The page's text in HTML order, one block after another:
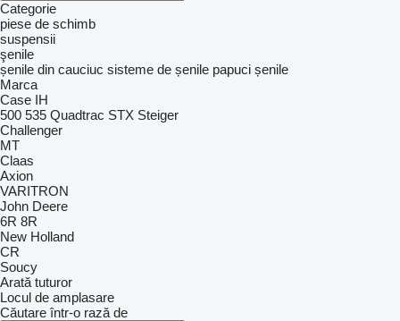
Categorie
piese de schimb
suspensii
şenile
șenile din cauciuc sisteme de șenile papuci șenile
Marca
Case IH
500 535 Quadtrac STX Steiger
Challenger
MT
Claas
Axion
VARITRON
John Deere
6R 8R
New Holland
CR
Soucy
Arată tuturor
Locul de amplasare
Căutare într-o rază de